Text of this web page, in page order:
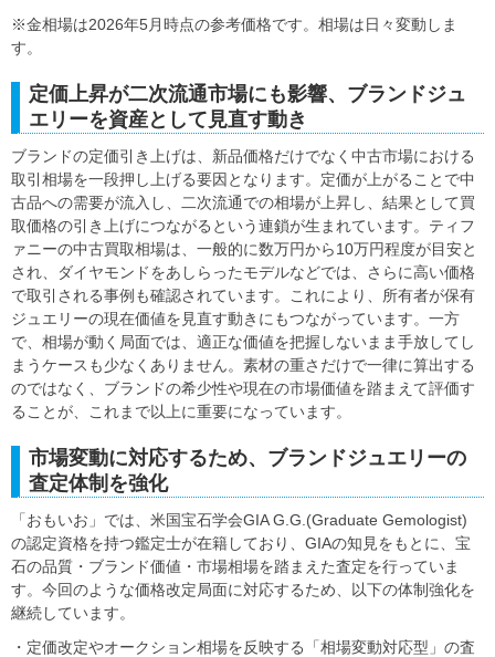
※金相場は2026年5月時点の参考価格です。相場は日々変動しま
す。
定価上昇が二次流通市場にも影響、ブランドジュ
エリーを資産として見直す動き
ブランドの定価引き上げは、新品価格だけでなく中古市場における
取引相場を一段押し上げる要因となります。定価が上がることで中
古品への需要が流入し、二次流通での相場が上昇し、結果として買
取価格の引き上げにつながるという連鎖が生まれています。ティフ
ァニーの中古買取相場は、一般的に数万円から10万円程度が目安と
され、ダイヤモンドをあしらったモデルなどでは、さらに高い価格
で取引される事例も確認されています。これにより、所有者が保有
ジュエリーの現在価値を見直す動きにもつながっています。一方
で、相場が動く局面では、適正な価値を把握しないまま手放してし
まうケースも少なくありません。素材の重さだけで一律に算出する
のではなく、ブランドの希少性や現在の市場価値を踏まえて評価す
ることが、これまで以上に重要になっています。
市場変動に対応するため、ブランドジュエリーの
査定体制を強化
「おもいお」では、米国宝石学会GIA G.G.(Graduate Gemologist)
の認定資格を持つ鑑定士が在籍しており、GIAの知見をもとに、宝
石の品質・ブランド価値・市場相場を踏まえた査定を行っていま
す。今回のような価格改定局面に対応するため、以下の体制強化を
継続しています。
・定価改定やオークション相場を反映する「相場変動対応型」の査